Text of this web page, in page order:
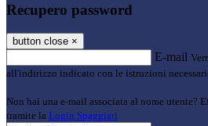
Recupero password
button close ×
E-mail
all'indirizzo indicato con le istruzioni
Non hai una e-mail associata al nome utente?
tramite la Login Spaggiari